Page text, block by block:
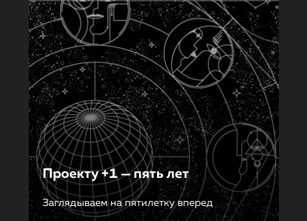
Проекту +1 — пять лет
Заглядываем на пятилетку вперед